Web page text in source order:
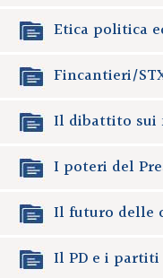
Etica politica
Fincantieri/
Il dibattito sui
I poteri del
Il futuro delle
Il PD e i